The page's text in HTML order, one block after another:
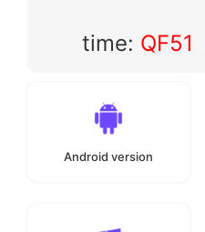
time: QF51
Android version